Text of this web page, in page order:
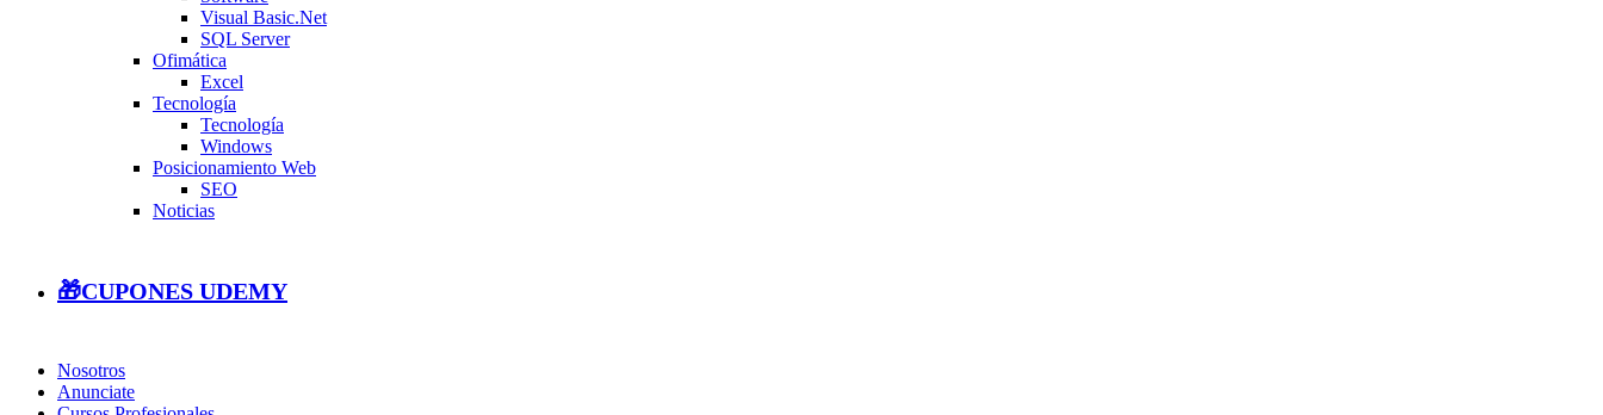
Visual Basic.Net
SQL Server
Ofimática
Excel
Tecnología
Tecnología
Windows
Posicionamiento Web
SEO
Noticias
🎁CUPONES UDEMY
Nosotros
Anunciate